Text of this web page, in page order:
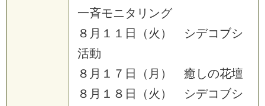
一斉モニタ リ ング
８ 月 １ １ 日 （ 火 ） シデコ ブシ
活動
８ 月 １ ７ 日 （ 月 ） 癒 しの花壇
８ 月 １ ８ 日 （ 火 ） シデコ ブシ